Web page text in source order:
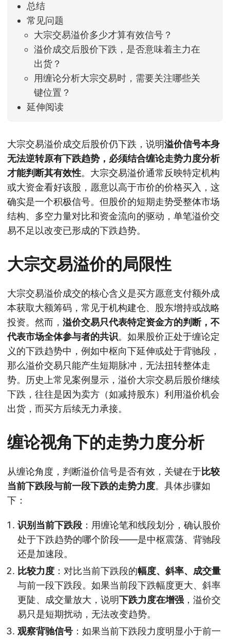
总结
常见问题
大宗交易溢价多少才算有效信号？
溢价成交后股价下跌，是否意味着主力在
出货？
用缠论分析大宗交易时，需要关注哪些关
键位置？
延伸阅读
大宗交易溢价成交后股价仍下跌，说明溢价信号本身
无法逆转原有下跌趋势，必须结合缠论走势力度分析
才能判断其有效性。大宗交易溢价通常反映特定机构
或大资金看好该股，愿意以高于市价的价格买入，这
确实是一个积极信号。但股价的短期走势受整体市场
结构、多空力量对比和资金流向的驱动，单笔溢价交
易不足以改变已形成的下跌趋势。
大宗交易溢价的局限性
大宗交易溢价成交的核心含义是买方愿意支付额外成
本获取大额筹码，常见于机构建仓、股东增持或战略
投资。然而， 溢价交易只代表特定资金方的判断，不
代表市场全体参与者的共识。如果股价正处于缠论定
义的下跌趋势中，例如中枢向下延伸或处于背驰段，
那么溢价交易只能产生短期脉冲，无法扭转整体走
势。历史上常见案例显示，溢价大宗交易后股价继续
下跌，往往是因为卖方（如减持股东）利用溢价机会
出货，而买方后续无力承接。
缠论视角下的走势力度分析
从缠论角度，判断溢价信号是否有效，关键在于比较
当前下跌段与前一段下跌的走势力度。具体步骤如
下：
识别当前下跌段 ：用缠论笔和线段划分，确认股价
处于下跌趋势的哪个阶段——是中枢震荡、背驰段
还是加速段。
比较力度 ：对比当前下跌段的幅度、斜率、成交量
与前一段下跌段。如果当前段下跌幅度更大、斜率
更陡、成交量放大，说明下跌力度在增强 ，溢价交
易只是短期扰动，无法改变趋势。
观察背驰信号 ：如果当前下跌段力度明显小于前一